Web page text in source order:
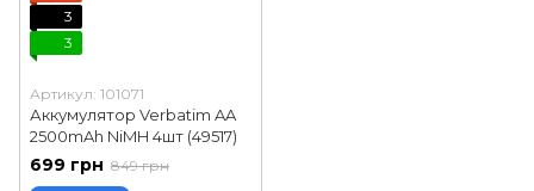
3
3
Артикул: 101071
Аккумулятор Verbatim AA
2500mAh NiMH 4шт (49517)
699 грн 849 грн